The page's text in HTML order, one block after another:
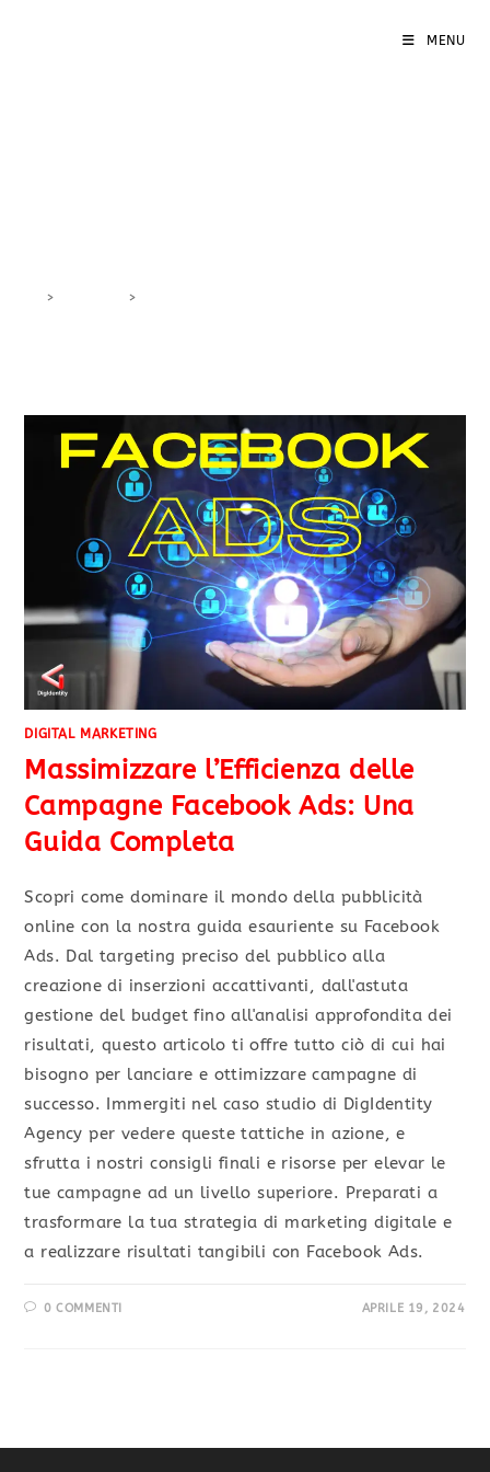
MENU
> >
DIGITAL MARKETING
Massimizzare l’Efficienza delle
Campagne Facebook Ads: Una
Guida Completa
Scopri come dominare il mondo della pubblicità
online con la nostra guida esauriente su Facebook
Ads. Dal targeting preciso del pubblico alla
creazione di inserzioni accattivanti, dall'astuta
gestione del budget fino all'analisi approfondita dei
risultati, questo articolo ti offre tutto ciò di cui hai
bisogno per lanciare e ottimizzare campagne di
successo. Immergiti nel caso studio di DigIdentity
Agency per vedere queste tattiche in azione, e
sfrutta i nostri consigli finali e risorse per elevar le
tue campagne ad un livello superiore. Preparati a
trasformare la tua strategia di marketing digitale e
a realizzare risultati tangibili con Facebook Ads.
0 COMMENTI APRILE 19, 2024